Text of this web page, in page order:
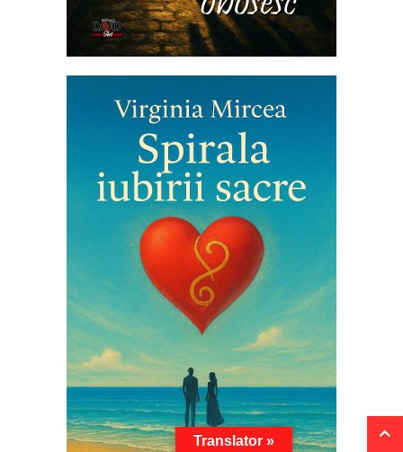
Translator »